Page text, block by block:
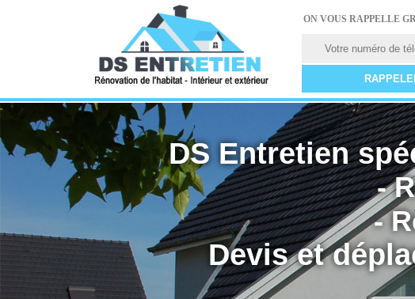
ON VOUS RAPPELLE
DS Entretien
-
-
Devis et